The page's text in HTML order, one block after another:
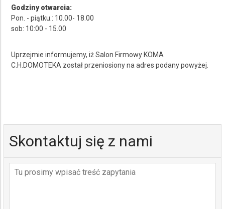
Godziny otwarcia:
Pon. - piątku.: 10.00- 18.00
sob: 10:00 - 15.00
Uprzejmie informujemy, iż Salon Firmowy KOMA
C.H.DOMOTEKA został przeniosiony na adres podany powyżej.
Skontaktuj się z nami